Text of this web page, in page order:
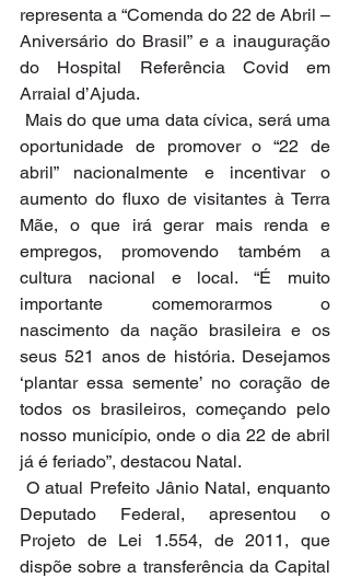
representa a “Comenda do 22 de Abril –
Aniversário do Brasil” e a inauguração
do Hospital Referência Covid em
Arraial d’Ajuda.
oportunidade de promover o “22 de
abril” nacionalmente e incentivar o
aumento do fluxo de visitantes à Terra
Mãe, o que irá gerar mais renda e
empregos, promovendo também a
cultura nacional e local. “É muito
importante comemorarmos o
nascimento da nação brasileira e os
seus 521 anos de história. Desejamos
‘plantar essa semente’ no coração de
todos os brasileiros, começando pelo
nosso município, onde o dia 22 de abril
já é feriado”, destacou Natal.
Deputado Federal, apresentou o
Projeto de Lei 1.554, de 2011, que
dispõe sobre a transferência da Capital